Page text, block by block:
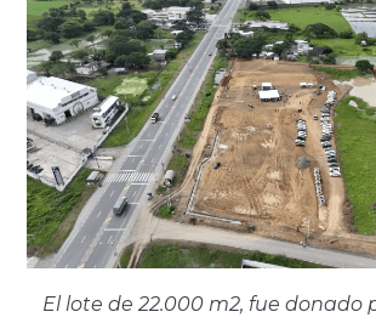
El lote de 22.000 m2, fue donado